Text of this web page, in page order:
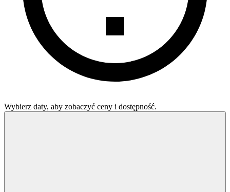
Wybierz daty, aby zobaczyć ceny i dostępność.